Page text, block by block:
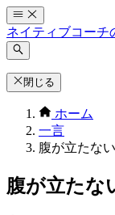
コ
ン
テ
ン
ツ
ネイティブコーチ
閉じる
ホーム
一言
腹が立たな
腹が立たな